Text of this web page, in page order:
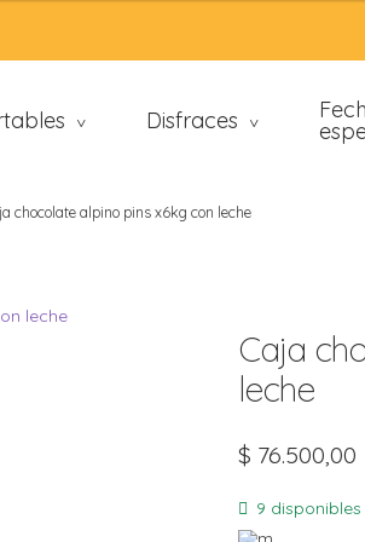
> Disfraces >
chocolate alpino pins x6kg con leche
Caja
leche
$ 76.500,00
9 disponibles